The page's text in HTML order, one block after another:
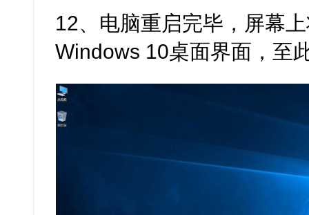
12、电脑重启完毕，屏幕
Windows 10桌面界面，至